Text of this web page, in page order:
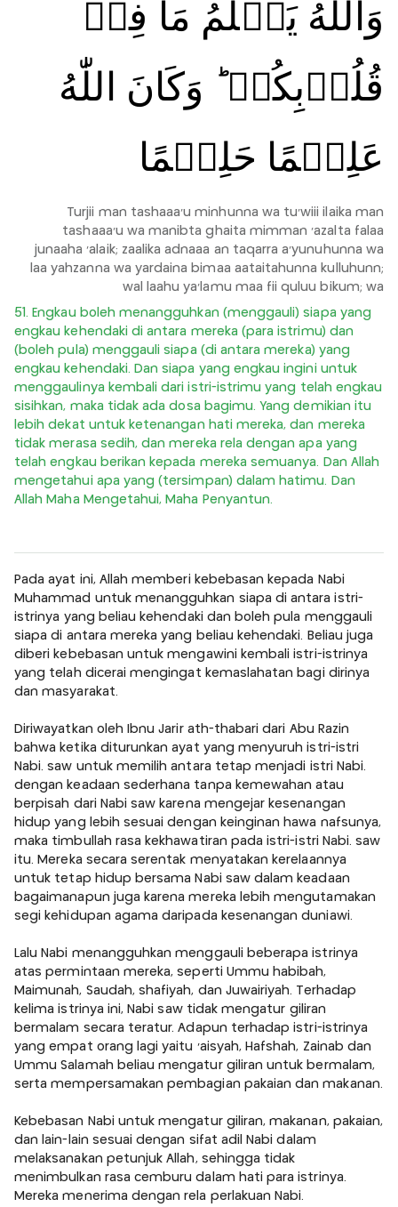
وَاللّٰهُ يَعۡلَمُ مَا فِىۡ
قُلُوۡبِكُمۡ ؕ وَكَانَ اللّٰهُ
عَلِيۡمًا حَلِيۡمًا
Turjii man tashaaa'u minhunna wa tu'wiii ilaika man
tashaaa'u wa manibta ghaita mimman 'azalta falaa
junaaha 'alaik; zaalika adnaaa an taqarra a'yunuhunna wa
laa yahzanna wa yardaina bimaa aataitahunna kulluhunn;
wal laahu ya'lamu maa fii quluu bikum; wa
51. Engkau boleh menangguhkan (menggauli) siapa yang
engkau kehendaki di antara mereka (para istrimu) dan
(boleh pula) menggauli siapa (di antara mereka) yang
engkau kehendaki. Dan siapa yang engkau ingini untuk
menggaulinya kembali dari istri-istrimu yang telah engkau
sisihkan, maka tidak ada dosa bagimu. Yang demikian itu
lebih dekat untuk ketenangan hati mereka, dan mereka
tidak merasa sedih, dan mereka rela dengan apa yang
telah engkau berikan kepada mereka semuanya. Dan Allah
mengetahui apa yang (tersimpan) dalam hatimu. Dan
Allah Maha Mengetahui, Maha Penyantun.
Pada ayat ini, Allah memberi kebebasan kepada Nabi
Muhammad untuk menangguhkan siapa di antara istri-
istrinya yang beliau kehendaki dan boleh pula menggauli
siapa di antara mereka yang beliau kehendaki. Beliau juga
diberi kebebasan untuk mengawini kembali istri-istrinya
yang telah dicerai mengingat kemaslahatan bagi dirinya
dan masyarakat.
Diriwayatkan oleh Ibnu Jarir ath-thabari dari Abu Razin
bahwa ketika diturunkan ayat yang menyuruh istri-istri
Nabi. saw untuk memilih antara tetap menjadi istri Nabi.
dengan keadaan sederhana tanpa kemewahan atau
berpisah dari Nabi saw karena mengejar kesenangan
hidup yang lebih sesuai dengan keinginan hawa nafsunya,
maka timbullah rasa kekhawatiran pada istri-istri Nabi. saw
itu. Mereka secara serentak menyatakan kerelaannya
untuk tetap hidup bersama Nabi saw dalam keadaan
bagaimanapun juga karena mereka lebih mengutamakan
segi kehidupan agama daripada kesenangan duniawi.
Lalu Nabi menangguhkan menggauli beberapa istrinya
atas permintaan mereka, seperti Ummu habibah,
Maimunah, Saudah, shafiyah, dan Juwairiyah. Terhadap
kelima istrinya ini, Nabi saw tidak mengatur giliran
bermalam secara teratur. Adapun terhadap istri-istrinya
yang empat orang lagi yaitu 'aisyah, Hafshah, Zainab dan
Ummu Salamah beliau mengatur giliran untuk bermalam,
serta mempersamakan pembagian pakaian dan makanan.
Kebebasan Nabi untuk mengatur giliran, makanan, pakaian,
dan lain-lain sesuai dengan sifat adil Nabi dalam
melaksanakan petunjuk Allah, sehingga tidak
menimbulkan rasa cemburu dalam hati para istrinya.
Mereka menerima dengan rela perlakuan Nabi.